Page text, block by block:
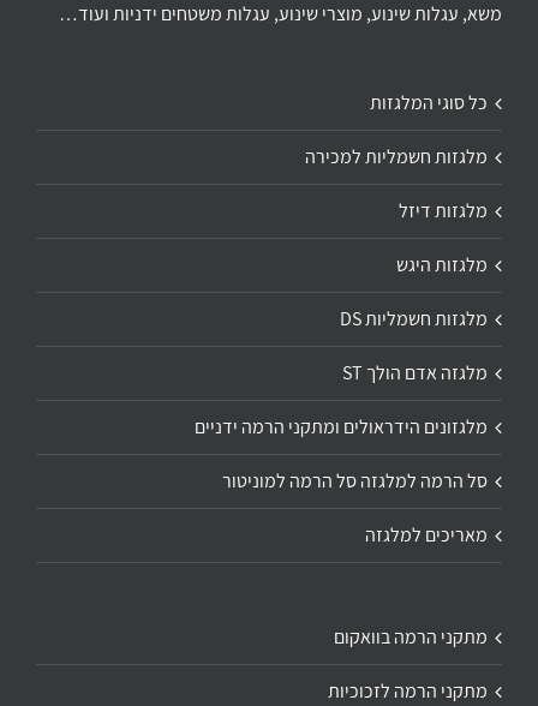
משא, עגלות שינוע, מוצרי שינוע, עגלות משטחים ידניות ועוד…
כל סוגי המלגזות
מלגזות חשמליות למכירה
מלגזות דיזל
מלגזות היגש
מלגזות חשמליות DS
מלגזה אדם הולך ST
מלגזונים הידראולים ומתקני הרמה ידניים
סל הרמה למלגזה סל הרמה למוניטור
מאריכים למלגזה
מתקני הרמה בוואקום
מתקני הרמה לזכוכיות